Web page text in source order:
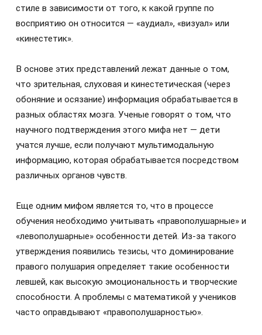
стиле в зависимости от того, к какой группе по
восприятию он относится — «аудиал», «визуал» или
«кинестетик».
В основе этих представлений лежат данные о том,
что зрительная, слуховая и кинестетическая (через
обоняние и осязание) информация обрабатывается в
разных областях мозга. Ученые говорят о том, что
научного подтверждения этого мифа нет — дети
учатся лучше, если получают мультимодальную
информацию, которая обрабатывается посредством
различных органов чувств.
Еще одним мифом является то, что в процессе
обучения необходимо учитывать «правополушарные» и
«левополушарные» особенности детей. Из-за такого
утверждения появились тезисы, что доминирование
правого полушария определяет такие особенности
левшей, как высокую эмоциональность и творческие
способности. А проблемы с математикой у учеников
часто оправдывают «правополушарностью».